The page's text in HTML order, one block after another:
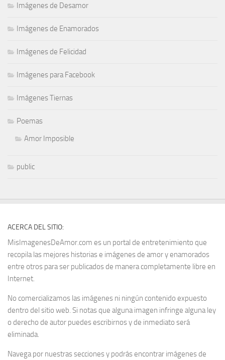
Imágenes de Desamor
Imágenes de Enamorados
Imágenes de Felicidad
Imágenes para Facebook
Imágenes Tiernas
Poemas
Amor Imposible
public
ACERCA DEL SITIO:
MisImagenesDeAmor.com es un portal de entretenimiento que
recopila las mejores historias e imágenes de amor y enamorados
entre otros para ser publicados de manera completamente libre en
Internet.
No comercializamos las imágenes ni ningún contenido expuesto
dentro del sitio web. Si notas que alguna imagen infringe alguna ley
o derecho de autor puedes escribirnos y de inmediato será
eliminada.
Navega por nuestras secciones y podrás encontrar imágenes de